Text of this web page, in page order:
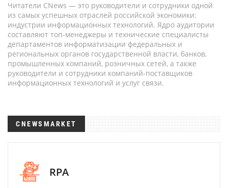
Читатели CNews — это руководители и сотрудники одной
из самых успешных отраслей российской экономики:
индустрии информационных технологий. Ядро аудитории
составляют топ-менеджеры и технические специалисты
департаментов информатизации федеральных и
региональных органов государственной власти, банков,
промышленных компаний, розничных сетей, а также
руководители и сотрудники компаний-поставщиков
информационных технологий и услуг связи.
CNEWSMARKET
RPA